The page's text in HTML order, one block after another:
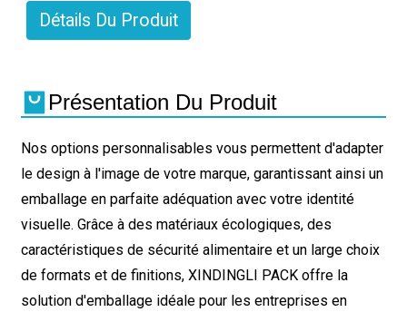
Détails Du Produit
Présentation Du Produit
Nos options personnalisables vous permettent d'adapter
le design à l'image de votre marque, garantissant ainsi un
emballage en parfaite adéquation avec votre identité
visuelle. Grâce à des matériaux écologiques, des
caractéristiques de sécurité alimentaire et un large choix
de formats et de finitions, XINDINGLI PACK offre la
solution d'emballage idéale pour les entreprises en